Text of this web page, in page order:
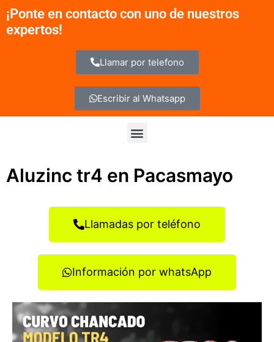
contenido
¡Ponte en contacto con uno de nuestros
expertos!
Llamar por telefono
Escribir al Whatsapp
Menu
Aluzinc tr4 en Pacasmayo
Llamadas por teléfono
Información por whatsApp